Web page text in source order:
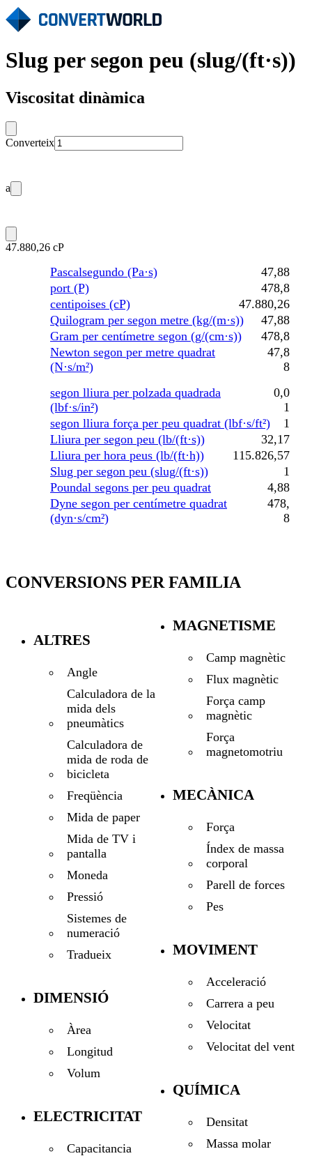
Slug per segon peu (slug/(ft·s))
Viscositat dinàmica
Converteix
a
47.880,26 cP
Pascalsegundo (Pa·s)
47,88
port (P)
478,8
centipoises (cP)
47.880,26
Quilogram per segon metre (kg/(m·s))
47,88
Gram per centímetre segon (g/(cm·s))
478,8
Newton segon per metre quadrat
(N·s/m²)
47,8
8
segon lliura per polzada quadrada
(lbf·s/in²)
0,0
1
segon lliura força per peu quadrat (lbf·s/ft²)
1
Lliura per segon peu (lb/(ft·s))
32,17
Lliura per hora peus (lb/(ft·h))
115.826,57
Slug per segon peu (slug/(ft·s))
1
Poundal segons per peu quadrat
4,88
Dyne segon per centímetre quadrat
(dyn·s/cm²)
478,
8
CONVERSIONS PER FAMILIA
ALTRES
Angle
Calculadora de la
mida dels
pneumàtics
Calculadora de
mida de roda de
bicicleta
Freqüència
Mida de paper
Mida de TV i
pantalla
Moneda
Pressió
Sistemes de
numeració
Tradueix
DIMENSIÓ
Àrea
Longitud
Volum
ELECTRICITAT
Capacitancia
MAGNETISME
Camp magnètic
Flux magnètic
Força camp
magnètic
Força
magnetomotriu
MECÀNICA
Força
Índex de massa
corporal
Parell de forces
Pes
MOVIMENT
Acceleració
Carrera a peu
Velocitat
Velocitat del vent
QUÍMICA
Densitat
Massa molar